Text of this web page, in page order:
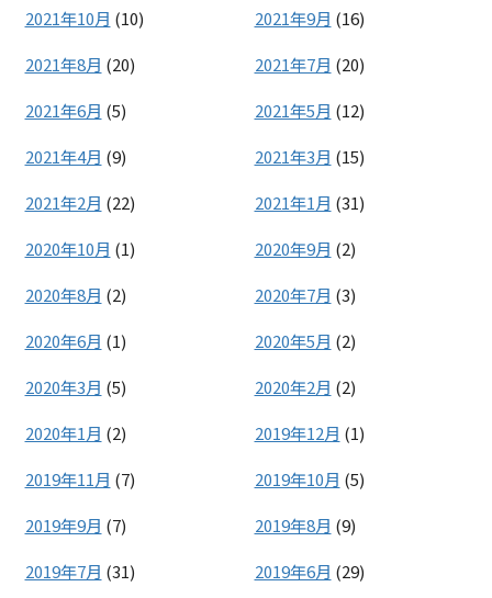
2021年10月 (10) 2021年9月 (16)
2021年8月 (20) 2021年7月 (20)
2021年6月 (5) 2021年5月 (12)
2021年4月 (9) 2021年3月 (15)
2021年2月 (22) 2021年1月 (31)
2020年10月 (1) 2020年9月 (2)
2020年8月 (2) 2020年7月 (3)
2020年6月 (1) 2020年5月 (2)
2020年3月 (5) 2020年2月 (2)
2020年1月 (2) 2019年12月 (1)
2019年11月 (7) 2019年10月 (5)
2019年9月 (7) 2019年8月 (9)
2019年7月 (31) 2019年6月 (29)